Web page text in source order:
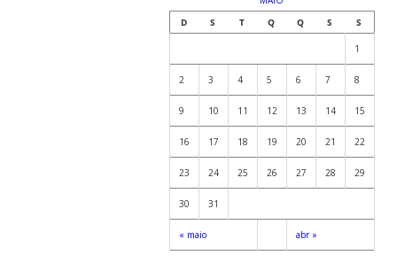
D
S T Q Q S S
« maio abr »
1
2 3 4 5 6 7 8
9 10 11 12 13 14 15
16 17 18 19 20 21 22
23 24 25 26 27 28 29
30 31